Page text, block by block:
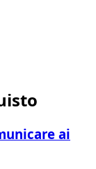
ai